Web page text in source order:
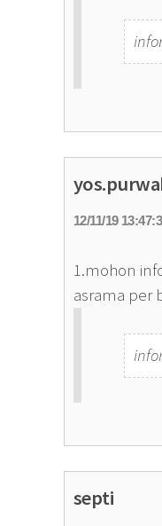
12/11/19
1.mohon
asrama per
septi